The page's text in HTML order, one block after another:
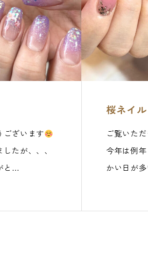
ございます
たが、、、
と…
桜ネイル
ご覧いた
今年は例
かい日が